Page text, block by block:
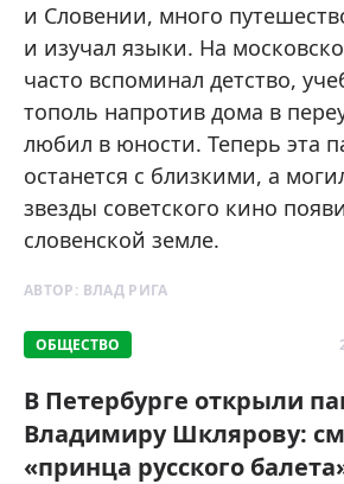
и Словении, много
и изучал языки. На
часто вспоминал детство,
тополь напротив дома в
любил в юности. Теперь эта
останется с близкими, а
звезды советского кино
словенской земле.
АВТОР: ВЛАД РИГА
ОБЩЕСТВО
В Петербурге открыли
Владимиру Шклярову:
«принца русского